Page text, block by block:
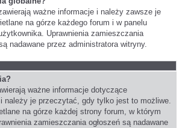
ważne informacje i należy zawsze je
na górze każdego forum i w panelu
Uprawnienia zamieszczania
nadawane przez administratora witryny.
ważne informacje dotyczące
należy je przeczytać, gdy tylko jest to możliwe.
na górze każdej strony forum, w którym
zamieszczania ogłoszeń są nadawane